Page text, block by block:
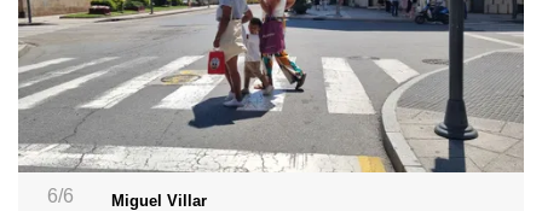
6/6 Miguel Villar